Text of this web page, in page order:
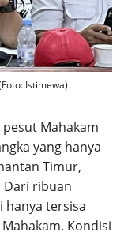
Istimewa)
Mahakam
yang hanya
Timur,
ribuan
hanya tersisa
Kondisi